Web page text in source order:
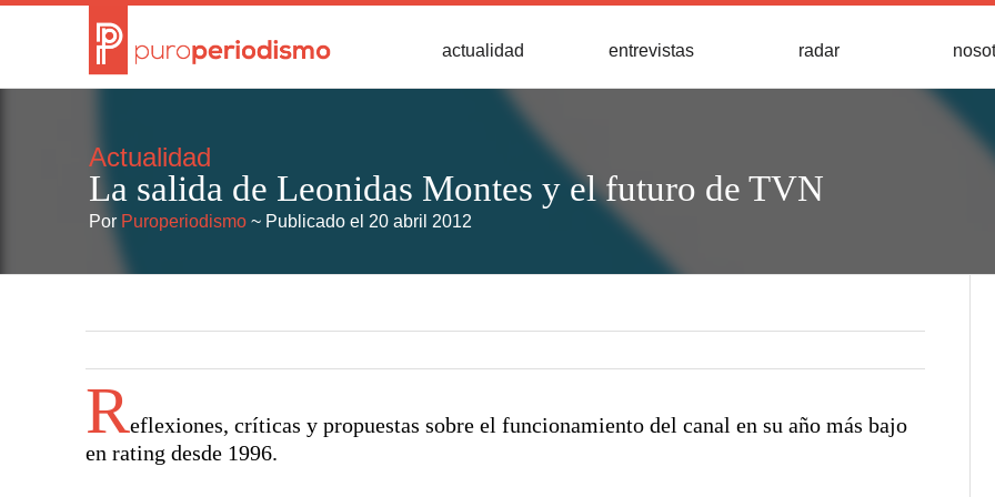
actualidad entrevistas radar
Actualidad
La salida de Leonidas Montes y el futuro de TVN
Por Puroperiodismo ~ Publicado el 20 abril 2012
Reflexiones, críticas y propuestas sobre el funcionamiento del canal en su año más bajo
en rating desde 1996.